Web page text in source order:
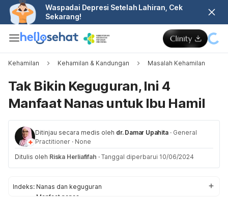
Waspadai Depresi Setelah Lahiran, Cek
Sekarang!
Kehamilan Kehamilan & Kandungan Masalah Kehamilan
Tak Bikin Keguguran, Ini 4
Manfaat Nanas untuk Ibu Hamil
Ditinjau secara medis oleh dr. Damar Upahita · General
Practitioner · None
Ditulis oleh Riska Herliafifah · Tanggal diperbarui 10/06/2024
Indeks: Nanas dan keguguran